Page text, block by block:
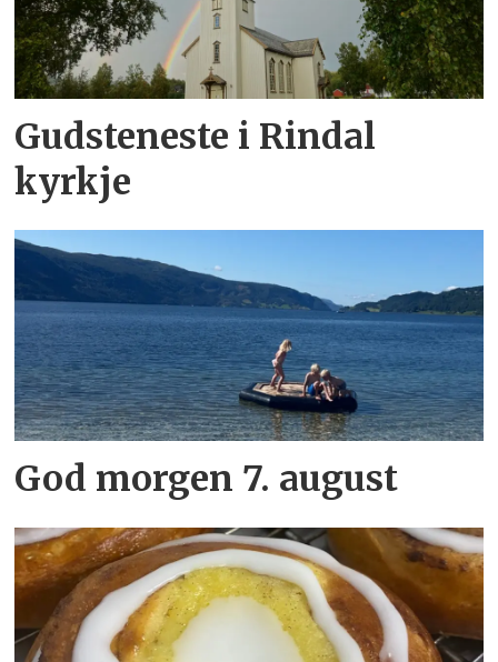
Gudsteneste i Rindal
kyrkje
God morgen 7. august